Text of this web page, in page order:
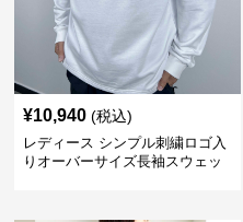
¥10,940 (税込)
レディース シンプル刺繍ロゴ入
りオーバーサイズ長袖スウェッ